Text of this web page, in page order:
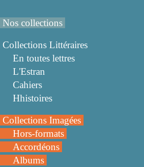
Nos collections
Collections Littéraires
En toutes lettres
L'Estran
Cahiers
Hhistoires
Collections Imagées
Hors-formats
Accordéons
Albums